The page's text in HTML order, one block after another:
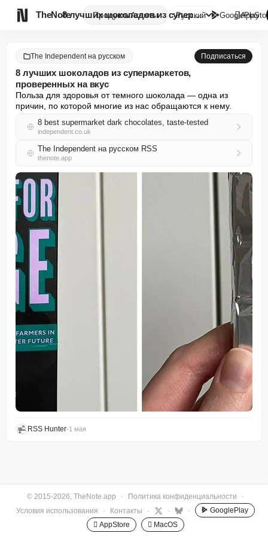
TheNote ПродуктыАгенты 8 лучших шоколадов из супермар...
Русский GooglePlay

The Independent на русском Подписаться
8 лучших шоколадов из супермаркетов,
проверенных на вкус
Польза для здоровья от темного шоколада — одна из
причин, по которой многие из нас обращаются к нему.
8 best supermarket dark chocolates, taste-tested
independent.co.uk
The Independent на русском RSS
thenote.app
RSS Hunter•1 мая
© 2015-2026, TheNote.app · Политика конфиденциальности
·
Условия использования
· Контакты · · ·
GooglePlay
 AppStore
 MacOS